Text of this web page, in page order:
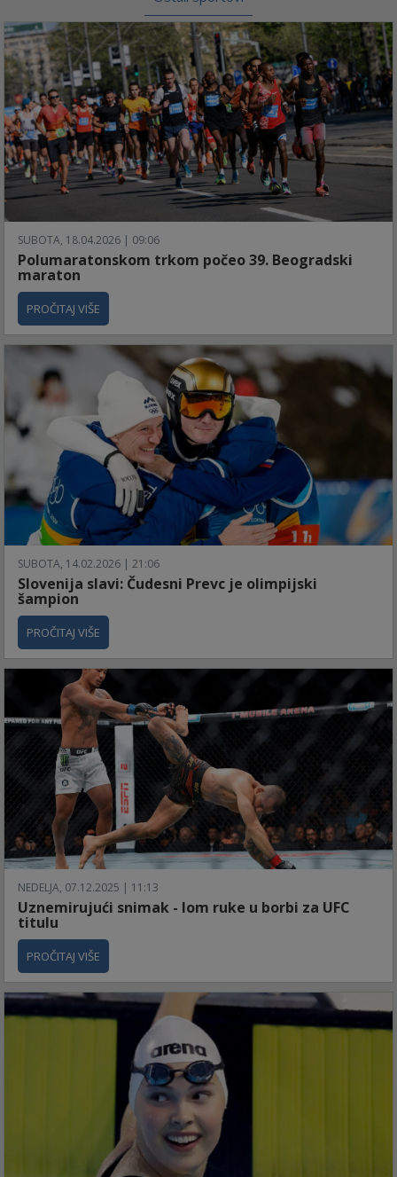
SUBOTA, 18.04.2026 | 09:06
Polumaratonskom trkom počeo 39. Beogradski
maraton
PROČITAJ VIŠE
SUBOTA, 14.02.2026 | 21:06
Slovenija slavi: Čudesni Prevc je olimpijski
šampion
PROČITAJ VIŠE
NEDELJA, 07.12.2025 | 11:13
Uznemirujući snimak - lom ruke u borbi za UFC
titulu
PROČITAJ VIŠE